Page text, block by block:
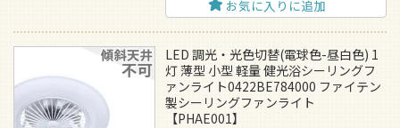
お気に入りに追加
LED 調光・光色切替(電球色-昼白色) 1
灯 薄型 小型 軽量 健光浴シーリングフ
ァンライト0422BE784000 ファイテン
製シーリングファンライト
【PHAE001】